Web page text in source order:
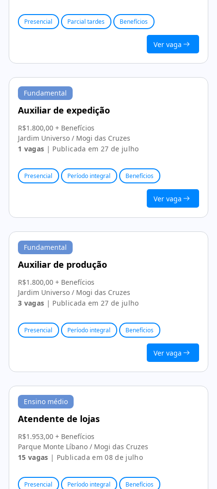
Presencial Parcial tardes Benefícios
Ver vaga
Fundamental
Auxiliar de expedição
R$1.800,00 + Benefícios
Jardim Universo / Mogi das Cruzes
1 vagas | Publicada em 27 de julho
Presencial Período integral Benefícios
Ver vaga
Fundamental
Auxiliar de produção
R$1.800,00 + Benefícios
Jardim Universo / Mogi das Cruzes
3 vagas | Publicada em 27 de julho
Presencial Período integral Benefícios
Ver vaga
Ensino médio
Atendente de lojas
R$1.953,00 + Benefícios
Parque Monte Líbano / Mogi das Cruzes
15 vagas | Publicada em 08 de julho
Presencial Período integral Benefícios